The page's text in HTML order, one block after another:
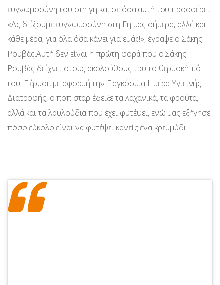
ευγνωμοσύνη του στη γη και σε όσα αυτή του προσφέρει.
«Ας δείξουμε ευγνωμοσύνη στη Γη μας σήμερα, αλλά και
κάθε μέρα, για όλα όσα κάνει για εμάς!», έγραψε ο Σάκης
Ρουβάς.Αυτή δεν είναι η πρώτη φορά που ο Σάκης
Ρουβάς δείχνει στους ακολούθους του το θερμοκήπιό
του. Πέρυσι, με αφορμή την Παγκόσμια Ημέρα Υγιεινής
Διατροφής, ο ποπ σταρ έδειξε τα λαχανικά, τα φρούτα,
αλλά και τα λουλούδια που έχει φυτέψει, ενώ μας εξήγησε
πόσο εύκολο είναι να φυτέψει κανείς ένα κρεμμύδι.